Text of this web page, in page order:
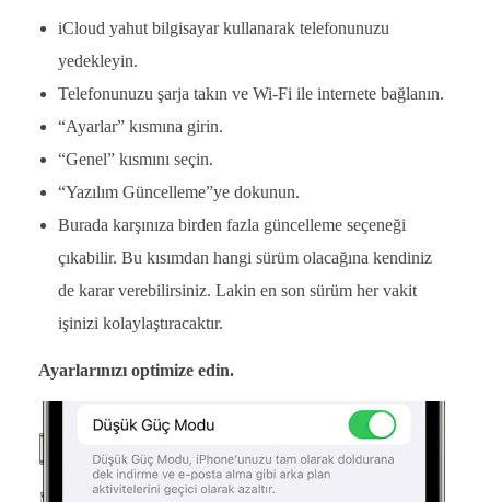
iCloud yahut bilgisayar kullanarak telefonunuzu
yedekleyin.
Telefonunuzu şarja takın ve Wi-Fi ile internete bağlanın.
“Ayarlar” kısmına girin.
“Genel” kısmını seçin.
“Yazılım Güncelleme”ye dokunun.
Burada karşınıza birden fazla güncelleme seçeneği
çıkabilir. Bu kısımdan hangi sürüm olacağına kendiniz
de karar verebilirsiniz. Lakin en son sürüm her vakit
işinizi kolaylaştıracaktır.
Ayarlarınızı optimize edin.